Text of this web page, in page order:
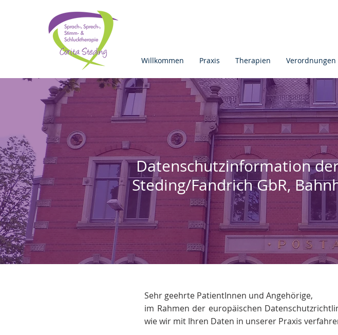
Willkommen Praxis Therapien Verordnungen
Datenschutzinformation
Steding/Fandrich GbR,
Sehr geehrte PatientInnen und Angehörige,
im Rahmen der europäischen
wie wir mit Ihren Daten in unserer Praxis